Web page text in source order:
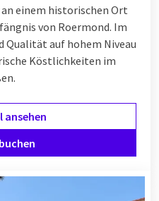
einem historischen Ort
von Roermond. Im
Qualität auf hohem Niveau
Köstlichkeiten im
ansehen